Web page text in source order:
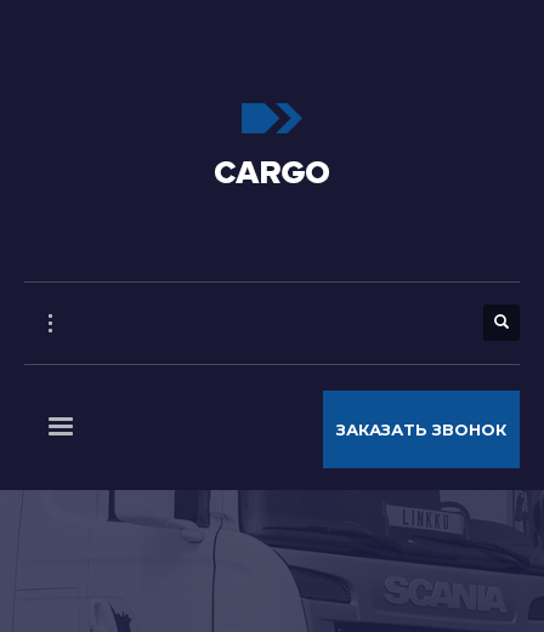
ЗАКАЗАТЬ ЗВОНОК